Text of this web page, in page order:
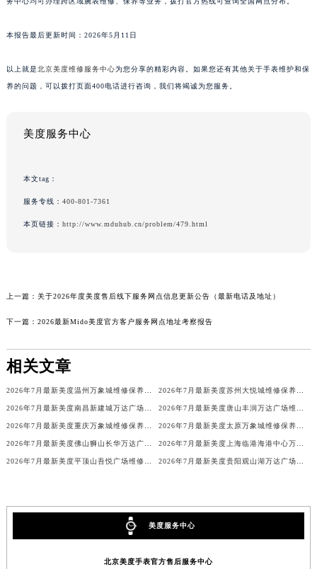
本报告最后更新时间：2026年5月11日
以上就是北京美度维修服务中心为您分享的精彩内容。如果您还有其他关于手表维护和保
养的问题，可以拨打页面400电话进行咨询，我们将竭诚为您服务。
美度服务中心
本文tag：
服务专线： 400-801-7361
本页链接： http://www.mduhub.cn/problem/479.html
上一篇： 关于2026年度美度售后线下服务网点信息更新公告（最新电话及地址）
下一篇： 2026最新Mido美度官方客户服务网点地址考察报告
相关文章
美度服务中心
北京美度手表官方售后服务中心